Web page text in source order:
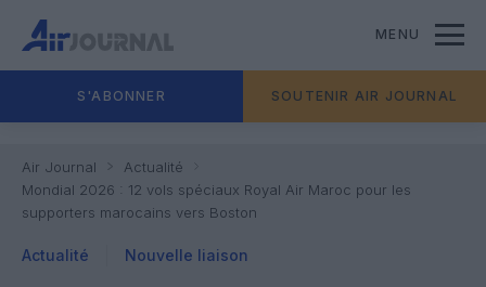
MENU
S'ABONNER SOUTENIR AIR JOURNAL
Air Journal
Actualité
Mondial 2026 : 12 vols spéciaux Royal Air Maroc pour les
supporters marocains vers Boston
Actualité Nouvelle liaison